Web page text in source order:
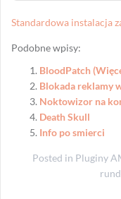
Standardowa instalacja
Podobne wpisy:
BloodPatch
Blokada reklamy
Noktowizor na
Death Skull
Info po smierci
Posted in Pluginy